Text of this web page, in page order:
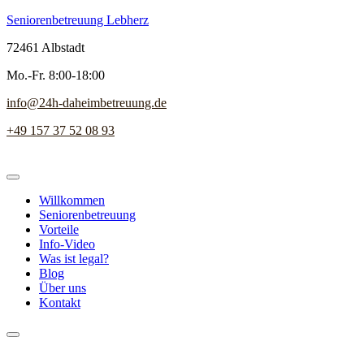
Seniorenbetreuung Lebherz
72461 Albstadt
Mo.-Fr. 8:00-18:00
info@24h-daheimbetreuung.de
+49 157 37 52 08 93
Willkommen
Seniorenbetreuung
Vorteile
Info-Video
Was ist legal?
Blog
Über uns
Kontakt